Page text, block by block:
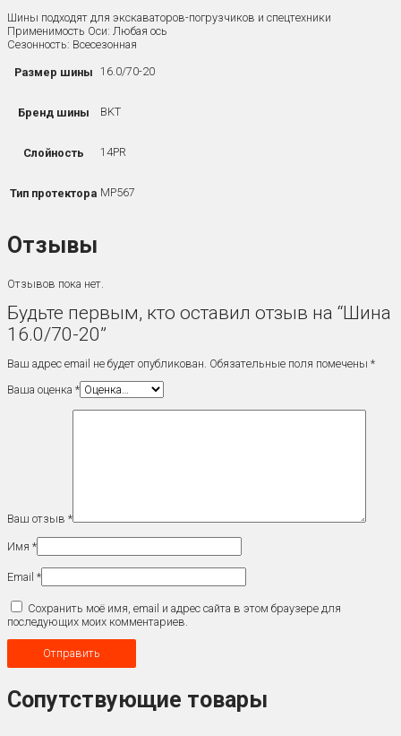
Шины подходят для экскаваторов-погрузчиков и спецтехники
Применимость Оси: Любая ось
Сезонность: Всесезонная
Размер шины 16.0/70-20
Бренд шины BKT
Слойность 14PR
Тип протектора MP567
Отзывы
Отзывов пока нет.
Будьте первым, кто оставил отзыв на “Шина
16.0/70-20”
Ваш адрес email не будет опубликован. Обязательные поля помечены *
Ваша оценка *
Ваш отзыв *
Имя *
Email *
Сохранить моё имя, email и адрес сайта в этом браузере для
последующих моих комментариев.
Сопутствующие товары